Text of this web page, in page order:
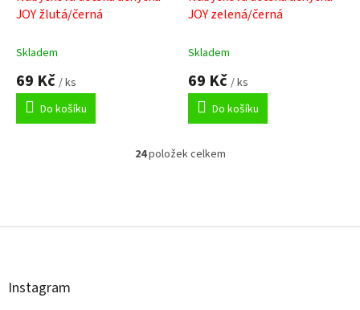
JOY žlutá/černá
Skladem
69 Kč / ks
Do košíku
JOY zelená/černá
Skladem
69 Kč / ks
Do košíku
O
d
24položek celkem
á
Instagram